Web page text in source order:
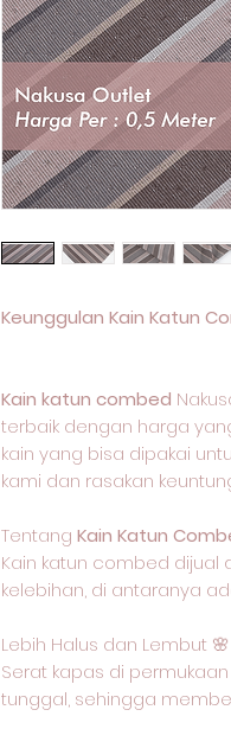
Keunggulan Kain Katun
Kain katun combed
terbaik dengan harga
kain yang bisa dipakai
kami dan rasakan
Tentang Kain Katun
Kain katun combed dijual
kelebihan, di antaranya
Lebih Halus dan Lembut 🌸
Serat kapas di
tunggal, sehingga